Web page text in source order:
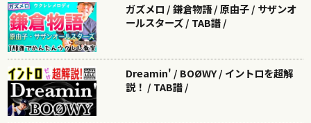
ガズメロ / 鎌倉物語 / 原由子 / サザンオ
ールスターズ / TAB譜 /
Dreamin' / BOØWY / イントロを超解
説！ / TAB譜 /